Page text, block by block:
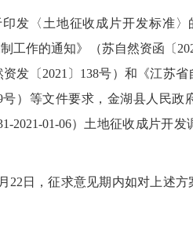
发〈土地征收成片开发标准〉
工作的通知》（苏自然资函〔
发〔2021〕138号）和《江苏
）等文件要求，金湖县人民政
2021-01-06）土地征收成片开
22日，征求意见期内如对上述